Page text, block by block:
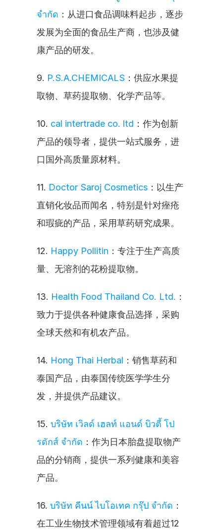
จำกัด ：从进口食品调味料起步，逐步
发展为全面的食品生产商，也涉及健
康产品的研发。
9. P.S.A.CHEMICALS ：供应水果提
取物、草药提取物、化学产品等。
10. cal intertrade co. ltd ：作为创新
产品的领导者，提供一站式服务，进
口国外高质量原材料。
11. Doctor Saroj Cosmetics ：以生产
直销化妆品而闻名，特别是针对痤疮
和瑕疵的产品，采用草药研究成果。
12. Happy Pollitin ：专注于生产高质
量、无溶剂的花粉提取物。
13. Health Food Thailand Co. Ltd. ：
致力于提供各种健康食品选择，采购
全球天然和有机农产品。
14. Hong Thai Herbal ：销售草药和
泰国产品，由泰国传统医学学生分
发，并提供产品建议。
15. บริษัท เวิลด์ เฮลท์ แอนด์ บิวตี้ โป
รดักส์ จำกัด ：作为日本胎盘提取物产
品的分销商，提供一系列健康和美容
产品。
16. บริษัท คีนน์ ไบโอเทค กรุ๊ป จำกัด ：
在工业生物技术管理领域有着超过12